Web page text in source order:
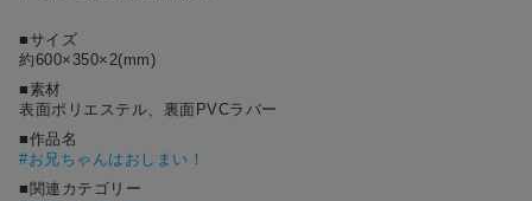
■サイズ
約600×350×2(mm)
■素材
表面ポリエステル、裏面PVCラバー
■作品名
#お兄ちゃんはおしまい！
■関連カテゴリー